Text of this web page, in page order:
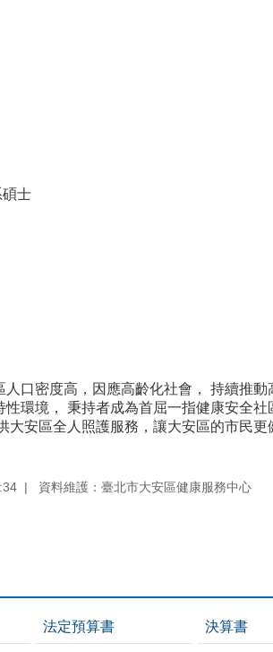
士
密度高，因應高齡化社會， 持續推動
環境， 秉持者成為首屈一指健康安全
安區全人照護服務，讓大安區的市民更
資料維護：臺北市大安區健康服務中心
法定預算書 決算書